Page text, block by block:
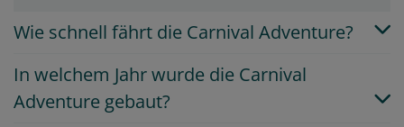
Wie schnell fährt die Carnival Adventure?
In welchem Jahr wurde die Carnival
Adventure gebaut?